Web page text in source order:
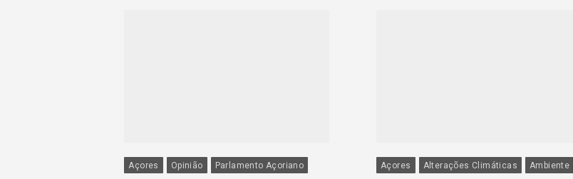
Açores Opinião Parlamento Açoriano Açores Alterações Climáticas Ambiente